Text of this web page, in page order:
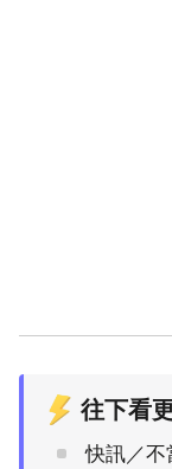
往下看
快訊／不